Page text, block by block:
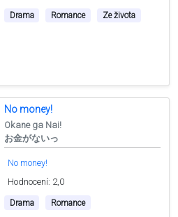
Drama Romance Ze života
No money!
Okane ga Nai!
お金がないっ
No money!
Hodnocení: 2,0
Drama Romance